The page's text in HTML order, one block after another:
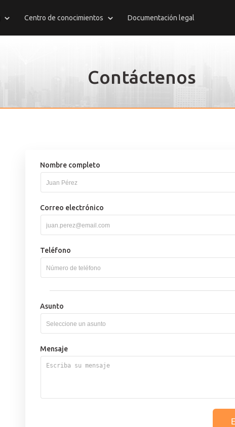
Centro de conocimientos Documentación legal
Contáctenos
Nombre completo
Correo electrónico
Teléfono
Asunto
Retiro
Depósito
Problemas técnicos
Mensaje